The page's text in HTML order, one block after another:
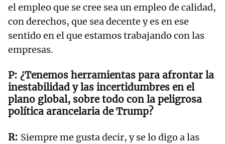
el empleo que se cree sea un empleo de calidad,
con derechos, que sea decente y es en ese
sentido en el que estamos trabajando con las
empresas.
¿Tenemos herramientas para afrontar la
inestabilidad y las incertidumbres en el
plano global, sobre todo con la peligrosa
política arancelaria de Trump?
Siempre me gusta decir, y se lo digo a las